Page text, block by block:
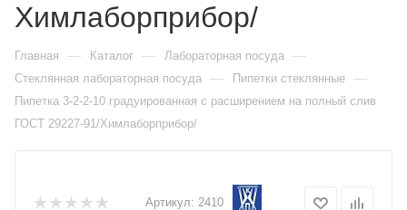
Химлаборприбор/
Главная — Каталог — Лабораторная посуда —
Стеклянная лабораторная посуда — Пипетки стеклянные —
Пипетка 3-2-2-10 градуированная с расширением на полный слив
ГОСТ 29227-91/Химлаборприбор/
Артикул: 2410